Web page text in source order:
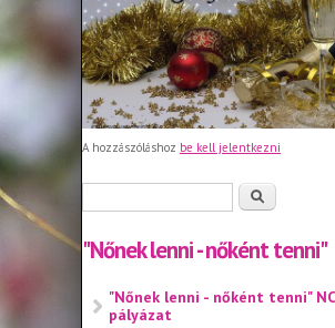
A hozzászóláshoz be kell jelentkezni
Keresés
"Nőnek lenni - nőként tenni"
"Nőnek lenni - nőként tenni"
pályázat